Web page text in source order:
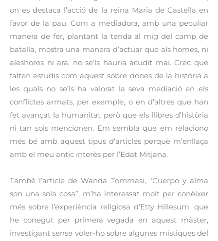
on es destaca l’acció de la reina Maria de Castella en
favor de la pau. Com a mediadora, amb una peculiar
manera de fer, plantant la tenda al mig del camp de
batalla, mostra una manera d’actuar que als homes, ni
aleshores ni ara, no se’ls hauria acudit mai. Crec que
falten estudis com aquest sobre dones de la història a
les quals no se’ls ha valorat la seva mediació en els
conflictes armats, per exemple, o en d’altres que han
fet avançat la humanitat però que els llibres d’història
ni tan sols mencionen. Em sembla que em relaciono
més bé amb aquest tipus d’articles perquè m’enllaça
amb el meu antic interès per l’Edat Mitjana.
També l’article de Wanda Tommasi, “Cuerpo y alma
son una sola cosa”, m’ha interessat molt per conèixer
més sobre l’experiència religiosa d’Etty Hillesum, que
he conegut per primera vegada en aquest màster,
investigant sense voler-ho sobre algunes místiques del